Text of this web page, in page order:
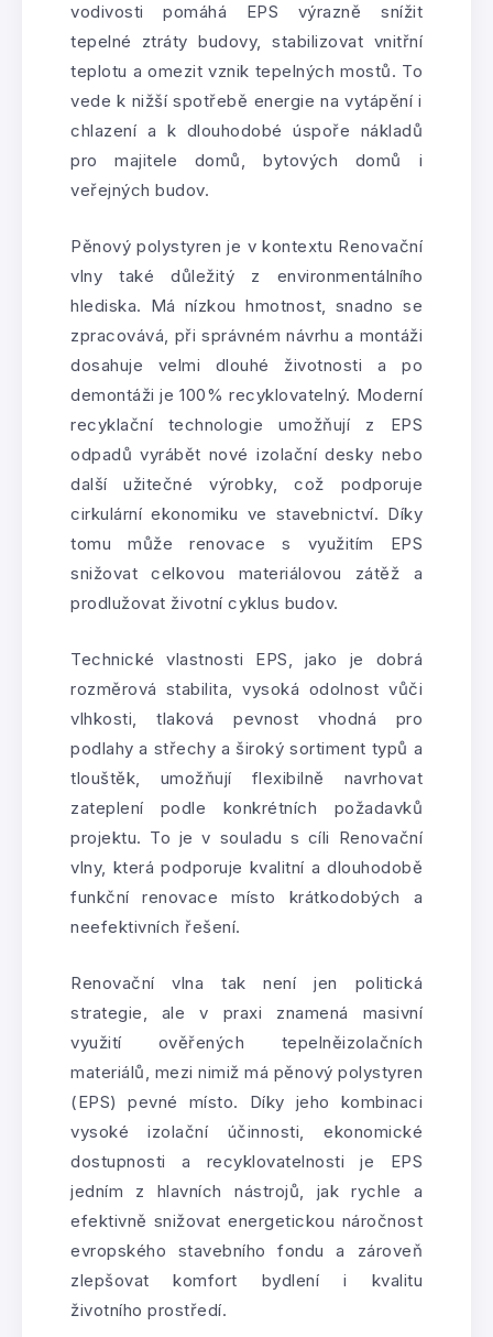
vodivosti pomáhá EPS výrazně snížit
tepelné ztráty budovy, stabilizovat vnitřní
teplotu a omezit vznik tepelných mostů. To
vede k nižší spotřebě energie na vytápění i
chlazení a k dlouhodobé úspoře nákladů
pro majitele domů, bytových domů i
veřejných budov.
Pěnový polystyren je v kontextu Renovační
vlny také důležitý z environmentálního
hlediska. Má nízkou hmotnost, snadno se
zpracovává, při správném návrhu a montáži
dosahuje velmi dlouhé životnosti a po
demontáži je 100% recyklovatelný. Moderní
recyklační technologie umožňují z EPS
odpadů vyrábět nové izolační desky nebo
další užitečné výrobky, což podporuje
cirkulární ekonomiku ve stavebnictví. Díky
tomu může renovace s využitím EPS
snižovat celkovou materiálovou zátěž a
prodlužovat životní cyklus budov.
Technické vlastnosti EPS, jako je dobrá
rozměrová stabilita, vysoká odolnost vůči
vlhkosti, tlaková pevnost vhodná pro
podlahy a střechy a široký sortiment typů a
tlouštěk, umožňují flexibilně navrhovat
zateplení podle konkrétních požadavků
projektu. To je v souladu s cíli Renovační
vlny, která podporuje kvalitní a dlouhodobě
funkční renovace místo krátkodobých a
neefektivních řešení.
Renovační vlna tak není jen politická
strategie, ale v praxi znamená masivní
využití ověřených tepelněizolačních
materiálů, mezi nimiž má pěnový polystyren
(EPS) pevné místo. Díky jeho kombinaci
vysoké izolační účinnosti, ekonomické
dostupnosti a recyklovatelnosti je EPS
jedním z hlavních nástrojů, jak rychle a
efektivně snižovat energetickou náročnost
evropského stavebního fondu a zároveň
zlepšovat komfort bydlení i kvalitu
životního prostředí.